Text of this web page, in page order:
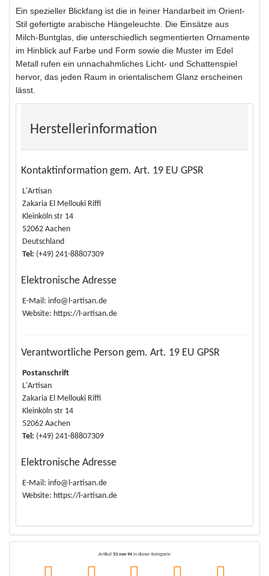
Ein spezieller Blickfang ist die in feiner Handarbeit im Orient-
Stil gefertigte arabische Hängeleuchte. Die Einsätze aus
Milch-Buntglas, die unterschiedlich segmentierten Ornamente
im Hinblick auf Farbe und Form sowie die Muster im Edel
Metall rufen ein unnachahmliches Licht- und Schattenspiel
hervor, das jeden Raum in orientalischem Glanz erscheinen
lässt.
Herstellerinformation
Kontaktinformation gem. Art. 19 EU GPSR
L'Artisan
Zakaria El Mellouki Riffi
Kleinköln str 14
52062 Aachen
Deutschland
Tel: (+49) 241-88807309
Elektronische Adresse
E-Mail: info@l-artisan.de
Website: https://l-artisan.de
Verantwortliche Person gem. Art. 19 EU GPSR
Postanschrift
L'Artisan
Zakaria El Mellouki Riffi
Kleinköln str 14
52062 Aachen
Tel: (+49) 241-88807309
Elektronische Adresse
E-Mail: info@l-artisan.de
Website: https://l-artisan.de
Artikel 53 von 94 in dieser Kategorie